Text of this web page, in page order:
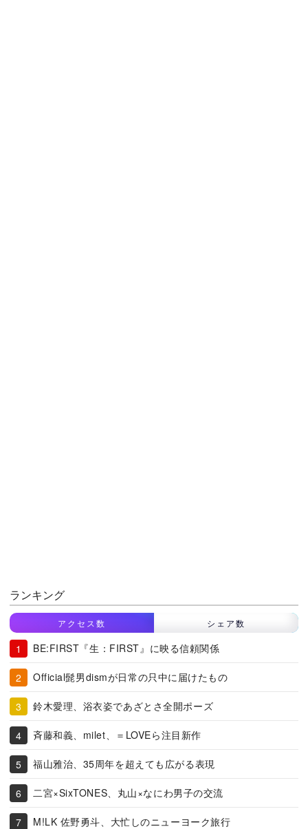
ランキング
アクセス数 シェア数
BE:FIRST『生：FIRST』に映る信頼関係
Official髭男dismが日常の只中に届けたもの
鈴木愛理、浴衣姿であざとさ全開ポーズ
斉藤和義、milet、＝LOVEら注目新作
福山雅治、35周年を超えても広がる表現
二宮×SixTONES、丸山×なにわ男子の交流
M!LK 佐野勇斗、大忙しのニューヨーク旅行